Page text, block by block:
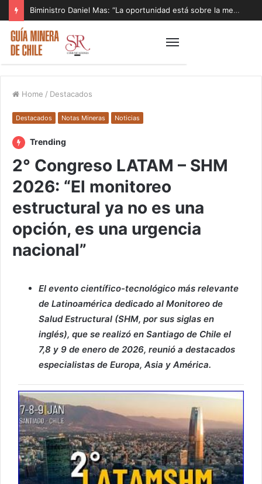
Biministro Daniel Mas: “La oportunidad está sobre la mesa y tenemos que aprovecharla”
Home / Destacados
Destacados Notas Mineras Noticias
Trending
2° Congreso LATAM – SHM
2026: “El monitoreo
estructural ya no es una
opción, es una urgencia
nacional”
El evento científico-tecnológico más relevante
de Latinoamérica dedicado al Monitoreo de
Salud Estructural (SHM, por sus siglas en
inglés), que se realizó en Santiago de Chile el
7,8 y 9 de enero de 2026, reunió a destacados
especialistas de Europa, Asia y América.